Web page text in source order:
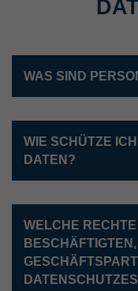
WAS SIND
WIE SCHÜTZE
DATEN?
WELCHE